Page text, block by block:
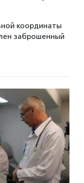
координаты
заброшенный